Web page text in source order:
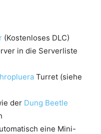
(Kostenloses DLC)
in die Serverliste
Turret (siehe
der Dung Beetle
eine Mini-